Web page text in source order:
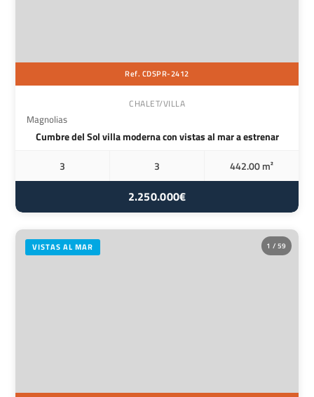
Ref. CDSPR-2412
CHALET/VILLA
Magnolias
Cumbre del Sol villa moderna con vistas al mar a estrenar
3
3 442.00 m²
2.250.000€
1 / 59
VISTAS AL MAR